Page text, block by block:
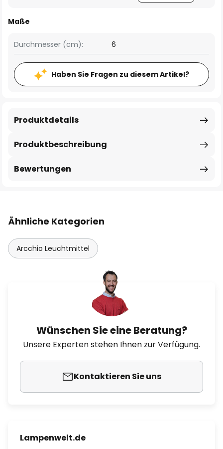
Maße
Durchmesser (cm): 6
Haben Sie Fragen zu diesem Artikel?
Produktbeschreibung
Produktdetails
Bewertungen
Ähnliche Kategorien
Arcchio Leuchtmittel
Wünschen Sie eine Beratung?
Unsere Experten stehen Ihnen zur Verfügung.
Kontaktieren Sie uns
Lampenwelt.de